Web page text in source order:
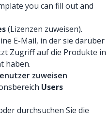
you can fill out and
(Lizenzen zuweisen).
E-Mail, in der sie darüber
Zugriff auf die Produkte in
haben.
zuweisen
Users
durchsuchen Sie die